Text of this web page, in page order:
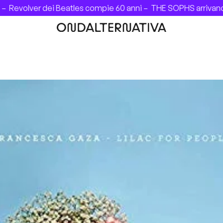
dei Beatles compie 60 anni –THE SOPHS arrivano in